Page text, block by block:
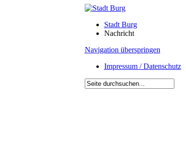
Stadt Burg
Nachricht
Navigation überspringen
Impressum / Datenschutz